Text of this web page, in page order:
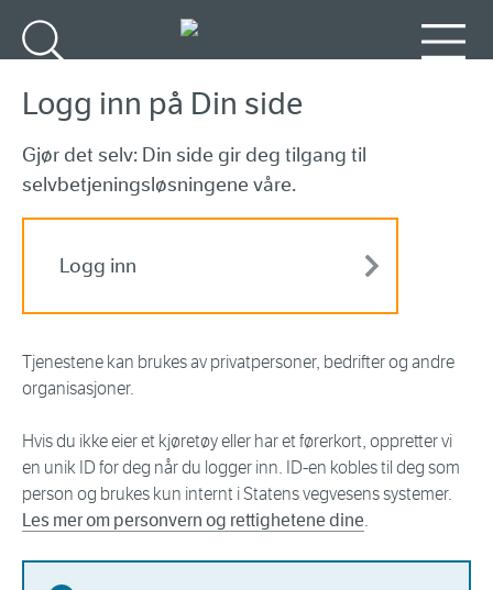
Logg inn på Din side
Gjør det selv: Din side gir deg tilgang til
selvbetjeningsløsningene våre.
Logg inn
Tjenestene kan brukes av privatpersoner, bedrifter og andre
organisasjoner.
Hvis du ikke eier et kjøretøy eller har et førerkort, oppretter vi
en unik ID for deg når du logger inn. ID-en kobles til deg som
person og brukes kun internt i Statens vegvesens systemer.
Les mer om personvern og rettighetene dine.